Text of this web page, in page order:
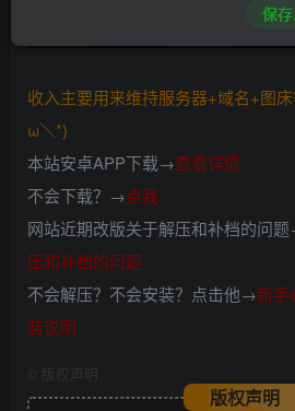
收入主要用来维持服务器+域名+图
ω＼*)
本站安卓APP下载→查看详情
不会下载？→点我
网站近期改版关于解压和补档的问
压和补档的问题
不会解压？不会安装？点击他→新手
装说明
版权声明
版权声明
保